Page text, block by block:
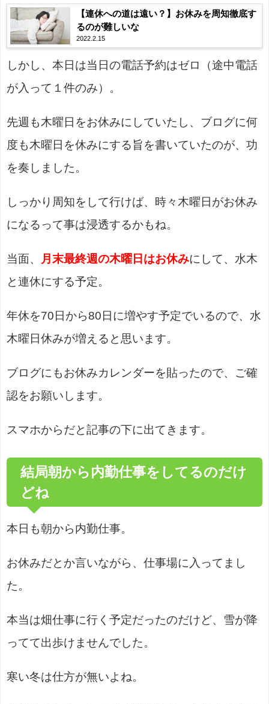
【連休への道は遠い？】お休みを周知徹底す
るのが難しいな
2022.2.15
しかし、本日は当日の電話予約はゼロ（途中電話
が入って１件のみ）。
先週も木曜日をお休みにしていたし、ブログに何
度も木曜日を休みにする旨を書いていたのが、功
を奏しました。
しっかり周知をして行けば、時々木曜日がお休み
になるって事は浸透するかもね。
当面、 月末最終週の木曜日はお休みにして、水木
と連休にする予定。
年休を70日から80日に増やす予定でいるので、水
木曜日休みが増えると思います。
ブログにもお休みカレンダーを貼ったので、ご確
認をお願いします。
スマホからだと記事の下に出てきます。
結局朝から内勤仕事をしてるのだけ
どね
本日も朝から内勤仕事。
お休みだとか言いながら、仕事場に入ってまし
た。
本当は畑仕事に行く予定だったのだけど、雪が降
ってて出歩けませんでした。
寒い冬は仕方が無いよね。